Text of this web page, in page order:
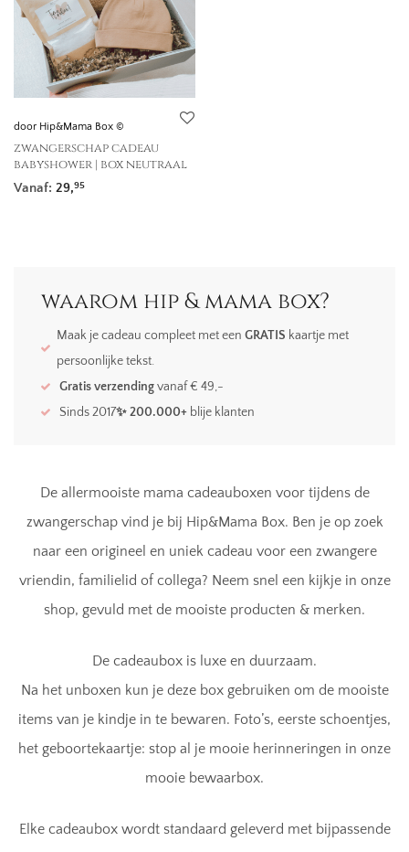
door Hip&Mama Box ©
zwangerschap cadeau
babyshower | box neutraal
Vanaf: 29,95
waarom hip & mama box?
Maak je cadeau compleet met een GRATIS kaartje met
persoonlijke tekst.
Gratis verzendingvanaf € 49,-
Sinds 2017✨ 200.000+ blije klanten
De allermooiste mama cadeauboxen voor tijdens de
zwangerschap vind je bij Hip&Mama Box. Ben je op zoek
naar een origineel en uniek cadeau voor een zwangere
vriendin, familielid of collega? Neem snel een kijkje in onze
shop, gevuld met de mooiste producten & merken.
De cadeaubox is luxe en duurzaam.
Na het unboxen kun je deze box gebruiken om de mooiste
items van je kindje in te bewaren. Foto’s, eerste schoentjes,
het geboortekaartje: stop al je mooie herinneringen in onze
mooie bewaarbox.
Elke cadeaubox wordt standaard geleverd met bijpassende